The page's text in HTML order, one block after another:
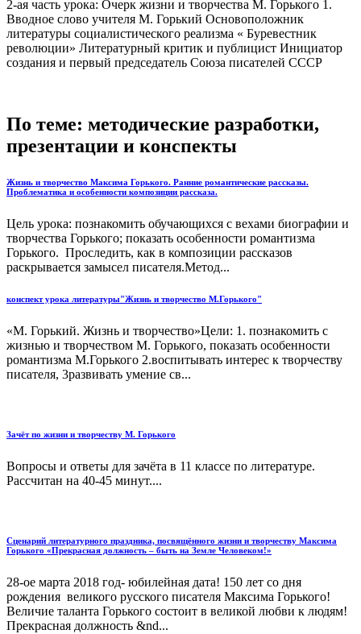
2-ая часть урока: Очерк жизни и творчества М. Горького 1.
Вводное слово учителя М. Горький Основоположник
литературы социалистического реализма « Буревестник
революции» Литературный критик и публицист Инициатор
создания и первый председатель Союза писателей СССР
По теме: методические разработки,
презентации и конспекты
Жизнь и творчество Максима Горького. Ранние романтические рассказы.
Проблематика и особенности композиции рассказа.
Цель урока: познакомить обучающихся с вехами биографии и
творчества Горького; показать особенности романтизма
Горького. Проследить, как в композиции рассказов
раскрывается замысел писателя.Метод...
конспект урока литературы"Жизнь и творчество М.Горького"
«М. Горький. Жизнь и творчество»Цели: 1. познакомить с
жизнью и творчеством М. Горького, показать особенности
романтизма М.Горького 2.воспитывать интерес к творчеству
писателя, 3развивать умение св...
Зачёт по жизни и творчеству М. Горького
Вопросы и ответы для зачёта в 11 классе по литературе.
Рассчитан на 40-45 минут....
Сценарий литературного праздника, посвящённого жизни и творчеству Максима
Горького «Прекрасная должность – быть на Земле Человеком!»
28-ое марта 2018 год- юбилейная дата! 150 лет со дня
рождения великого русского писателя Максима Горького!
Величие таланта Горького состоит в великой любви к людям!
Прекрасная должность &nd...